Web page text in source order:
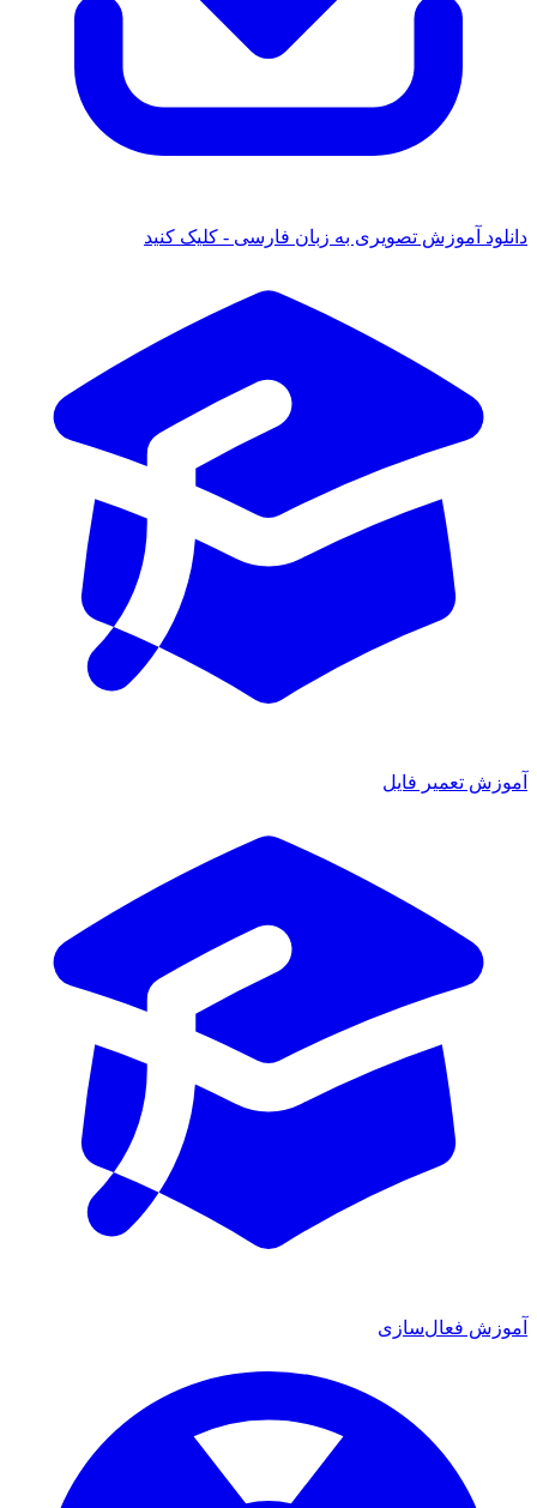
دانلود آموزش تصویری به زبان فارسی - کلیک کنید
آموزش تعمیر فایل
آموزش فعال‌سازی